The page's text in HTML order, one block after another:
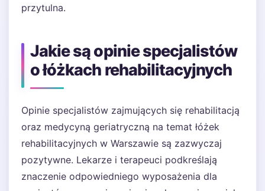
przytulna.
Jakie są opinie specjalistów
o łóżkach rehabilitacyjnych
Opinie specjalistów zajmujących się rehabilitacją
oraz medycyną geriatryczną na temat łóżek
rehabilitacyjnych w Warszawie są zazwyczaj
pozytywne. Lekarze i terapeuci podkreślają
znaczenie odpowiedniego wyposażenia dla